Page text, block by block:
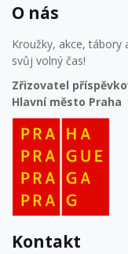
O nás
Kroužky, akce,
svůj volný čas!
Zřizovatel
Hlavní město Praha
Kontakt